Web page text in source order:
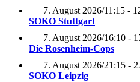
7. August 2026/11:15 -
SOKO Stuttgart
7. August 2026/16:10 -
Die Rosenheim-Cops
7. August 2026/21:15 -
SOKO Leipzig